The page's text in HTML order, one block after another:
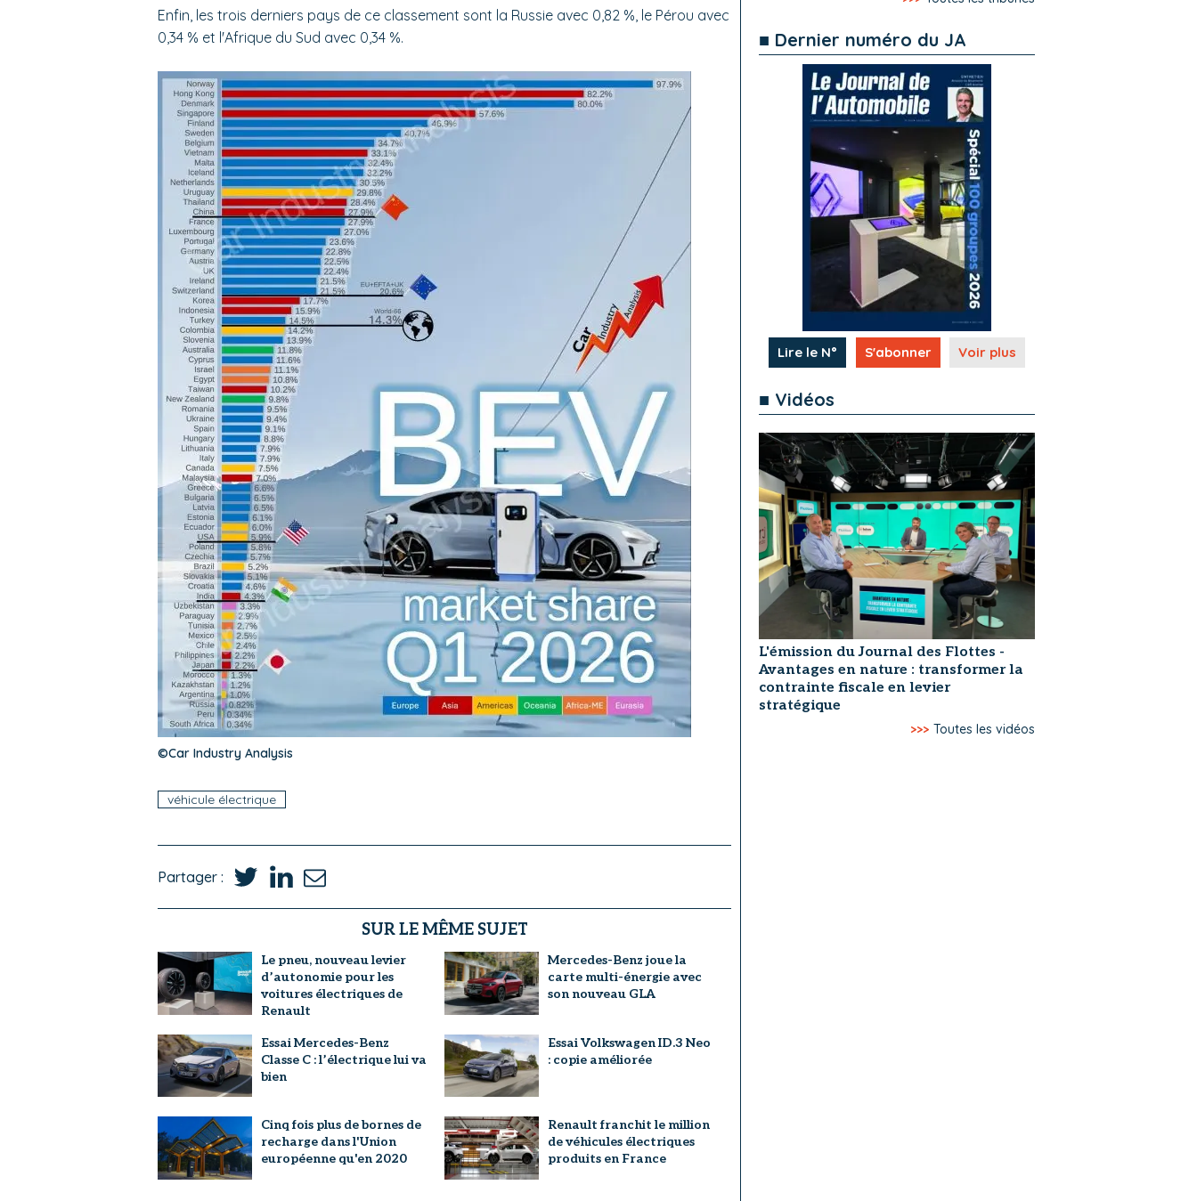
Enfin, les trois derniers pays de ce classement sont la Russie avec 0,82 %, le Pérou avec
0,34 % et l'Afrique du Sud avec 0,34 %.
©Car Industry Analysis
véhicule électrique
Partager :
SUR LE MÊME SUJET
Le pneu, nouveau levier
d’autonomie pour les
voitures électriques de
Renault
Mercedes-Benz joue la
carte multi-énergie avec
son nouveau GLA
Essai Mercedes-Benz
Classe C : l’électrique lui va
bien
Essai Volkswagen ID.3 Neo
: copie améliorée
Cinq fois plus de bornes de
recharge dans l'Union
européenne qu'en 2020
Renault franchit le million
de véhicules électriques
produits en France
■ Dernier numéro du JA
Lire le N° S'abonner Voir plus
■ Vidéos
L'émission du Journal des Flottes -
Avantages en nature : transformer la
contrainte fiscale en levier
stratégique
>>> Toutes les vidéos